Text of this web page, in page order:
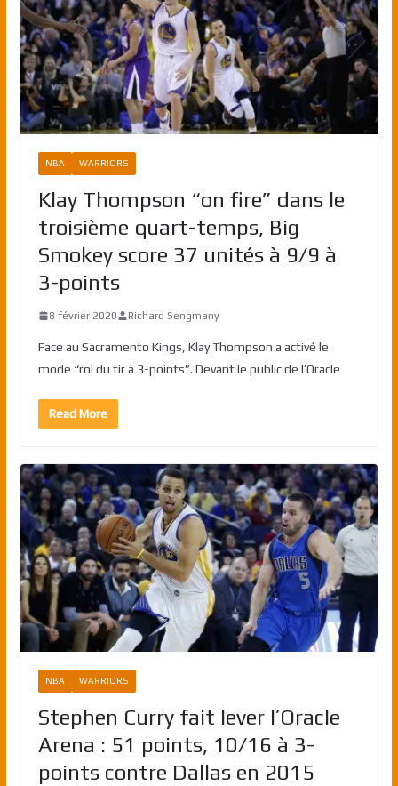
NBA WARRIORS
Klay Thompson “on fire” dans le
troisième quart-temps, Big
Smokey score 37 unités à 9/9 à
3-points
8 février 2020 Richard Sengmany
Face au Sacramento Kings, Klay Thompson a activé le
mode “roi du tir à 3-points”. Devant le public de l’Oracle
Read More
NBA WARRIORS
Stephen Curry fait lever l’Oracle
Arena : 51 points, 10/16 à 3-
points contre Dallas en 2015